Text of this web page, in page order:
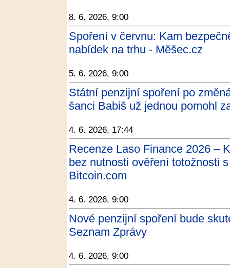
8. 6. 2026, 9:00
Spoření v červnu: Kam
nabídek na trhu - Měšec.cz
5. 6. 2026, 9:00
Státní penzijní spoření po
šanci Babiš už jednou pomohl
4. 6. 2026, 17:44
Recenze Laso Finance 2026 –
bez nutnosti ověření totožnosti
Bitcoin.com
4. 6. 2026, 9:00
Nové penzijní spoření bude
Seznam Zprávy
4. 6. 2026, 9:00